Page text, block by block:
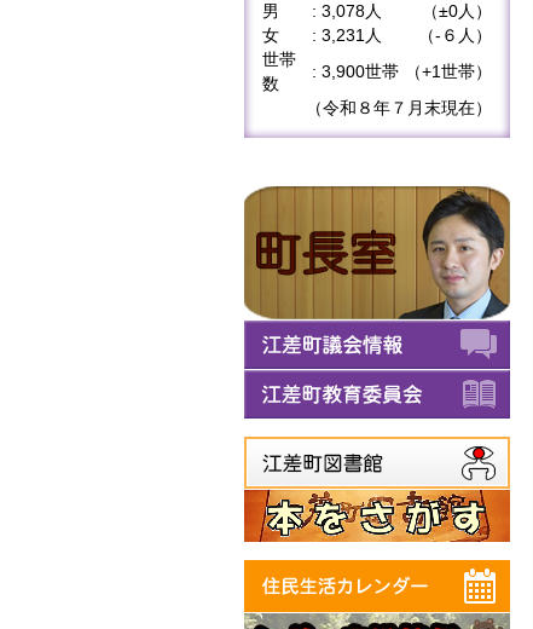
男
: 3,078人
（±0人）
女
: 3,231人
（-６人）
世帯
数
: 3,900世帯
（+1世帯）
（令和８年７月末現在）